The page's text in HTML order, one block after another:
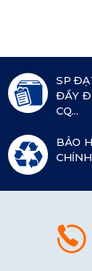
SP
ĐẦY
CQ...
BẢO